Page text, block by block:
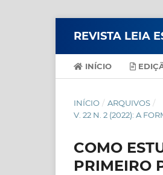
REVISTA LEIA
INÍCIO
INÍCIO / ARQUIVOS /
V. 22 N. 2 (2022): A
COMO
PRIMEIRO